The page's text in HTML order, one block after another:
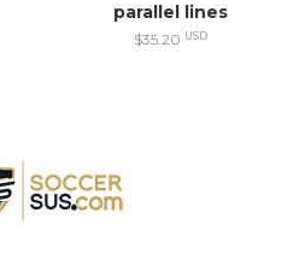
parallel lines
$35.20 USD